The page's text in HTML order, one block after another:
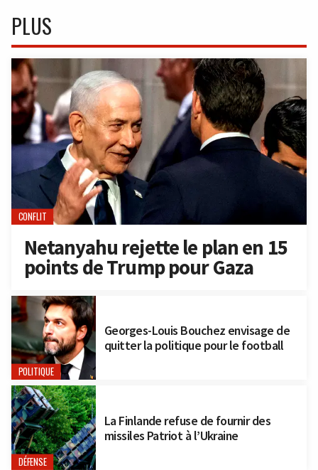
PLUS
CONFLIT
Netanyahu rejette le plan en 15
points de Trump pour Gaza
POLITIQUE
Georges-Louis Bouchez envisage de
quitter la politique pour le football
DÉFENSE
La Finlande refuse de fournir des
missiles Patriot à l’Ukraine